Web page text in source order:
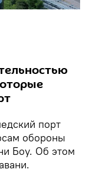
порт
обороны
Боу. Об этом